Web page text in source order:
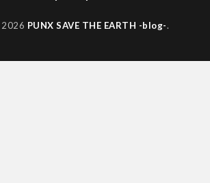
PUNX SAVE THE EARTH -blog-.